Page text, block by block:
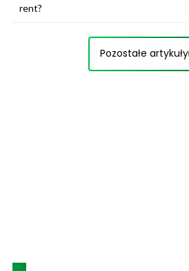
rent?
Pozostałe artykuły